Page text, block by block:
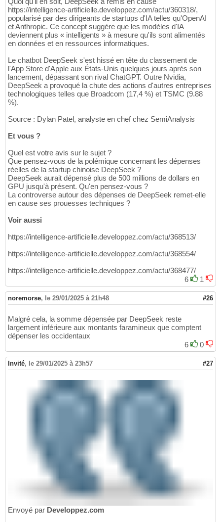
https://intelligence-artificielle.developpez.com/actu/360318/,
popularisé par des dirigeants de startups d'IA telles qu'OpenAI
et Anthropic. Ce concept suggère que les modèles d'IA
deviennent plus « intelligents » à mesure qu'ils sont alimentés
en données et en ressources informatiques.
Le chatbot DeepSeek s'est hissé en tête du classement de
l'App Store d'Apple aux États-Unis quelques jours après son
lancement, dépassant son rival ChatGPT. Outre Nvidia,
DeepSeek a provoqué la chute des actions d'autres entreprises
technologiques telles que Broadcom (17,4 %) et TSMC (9.88
%).
Source : Dylan Patel, analyste en chef chez SemiAnalysis
Et vous ?
Quel est votre avis sur le sujet ?
Que pensez-vous de la polémique concernant les dépenses
réelles de la startup chinoise DeepSeek ?
DeepSeek aurait dépensé plus de 500 millions de dollars en
GPU jusqu'à présent. Qu'en pensez-vous ?
La controverse autour des dépenses de DeepSeek remet-elle
en cause ses prouesses techniques ?
Voir aussi
https://intelligence-artificielle.developpez.com/actu/368513/
https://intelligence-artificielle.developpez.com/actu/368554/
https://intelligence-artificielle.developpez.com/actu/368477/
6
1
noremorse, le 29/01/2025 à 21h48 #26
Malgré cela, la somme dépensée par DeepSeek reste
largement inférieure aux montants faramineux que comptent
dépenser les occidentaux
6
0
Invité, le 29/01/2025 à 23h57 #27
Envoyé par Developpez.com